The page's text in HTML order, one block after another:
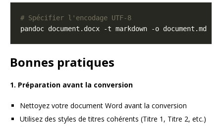
# Spécifier l'encodage UTF-8
pandoc document.docx -t markdown -o document.md --
Bonnes pratiques
1. Préparation avant la conversion
Nettoyez votre document Word avant la conversion
Utilisez des styles de titres cohérents (Titre 1, Titre 2, etc.)